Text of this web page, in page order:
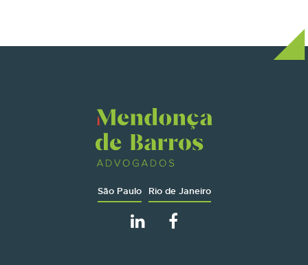
São Paulo Rio de Janeiro